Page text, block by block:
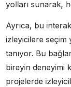
yolları sunarak,
Ayrıca, bu
izleyicilere seçim
tanıyor. Bu
bireyin deneyimi
projelerde